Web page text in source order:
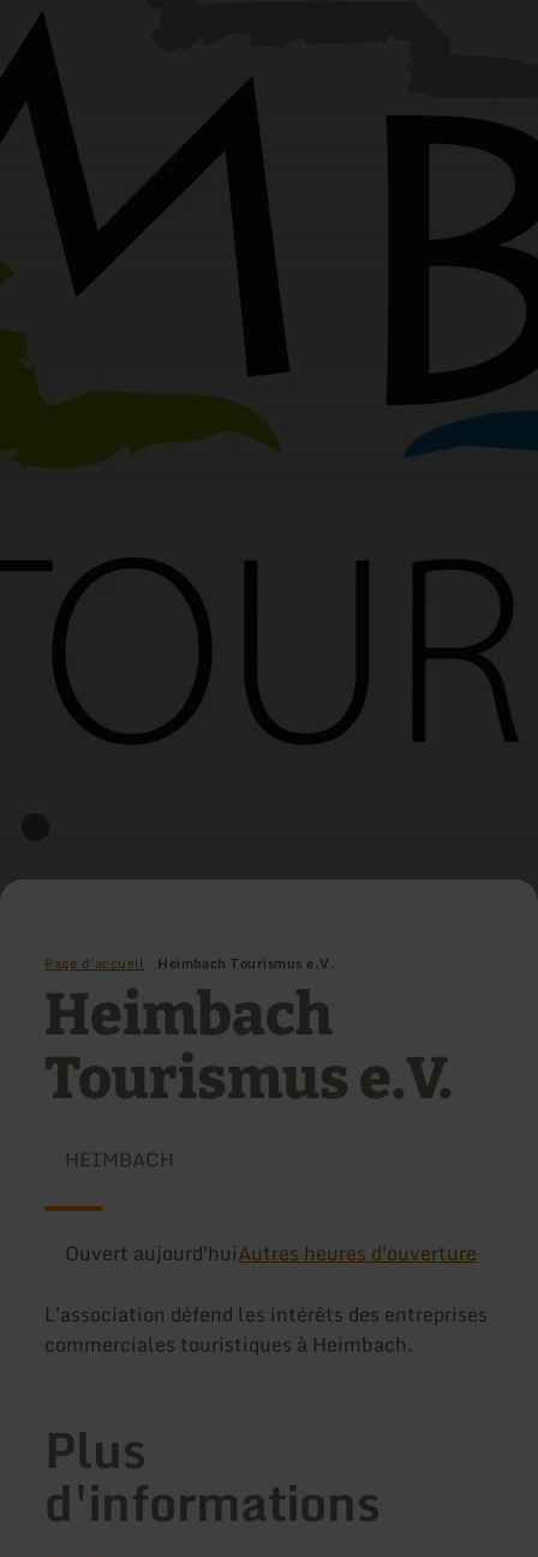
Page d'accueil Heimbach Tourismus e.V.
Heimbach
Tourismus e.V.
HEIMBACH
Ouvert aujourd'huiAutres heures d'ouverture
L'association défend les intérêts des entreprises
commerciales touristiques à Heimbach.
Plus
d'informations